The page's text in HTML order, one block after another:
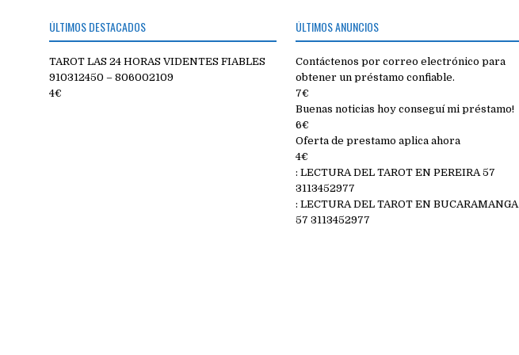
ÚLTIMOS DESTACADOS
TAROT LAS 24 HORAS VIDENTES FIABLES
910312450 – 806002109
4€
ÚLTIMOS ANUNCIOS
Contáctenos por correo electrónico para
obtener un préstamo confiable.
7€
Buenas noticias hoy conseguí mi préstamo!
6€
Oferta de prestamo aplica ahora
4€
: LECTURA DEL TAROT EN PEREIRA 57
3113452977
: LECTURA DEL TAROT EN BUCARAMANGA
57 3113452977